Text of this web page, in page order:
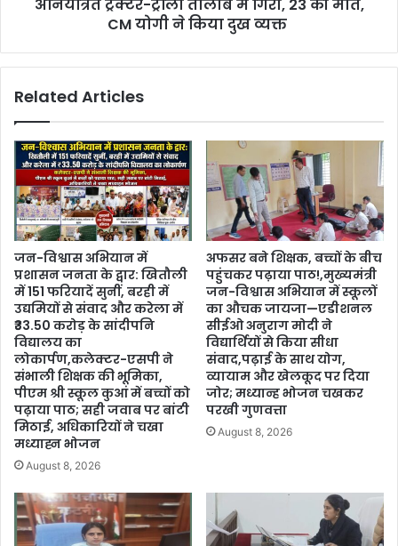
अनियंत्रित ट्रैक्टर-ट्रॉली तालाब में गिरी, 23 की मौत,
CM योगी ने किया दुख व्यक्त
Related Articles
जन-विश्वास अभियान में
प्रशासन जनता के द्वार: खितौली
में 151 फरियादें सुनीं, बरही में
उद्यमियों से संवाद और करेला में
₹33.50 करोड़ के सांदीपनि
विद्यालय का
लोकार्पण,कलेक्टर-एसपी ने
संभाली शिक्षक की भूमिका,
पीएम श्री स्कूल कुआं में बच्चों को
पढ़ाया पाठ; सही जवाब पर बांटी
मिठाई, अधिकारियों ने चखा
मध्याह्न भोजन
August 8, 2026
अफसर बने शिक्षक, बच्चों के बीच
पहुंचकर पढ़ाया पाठ!,मुख्यमंत्री
जन-विश्वास अभियान में स्कूलों
का औचक जायजा—एडीशनल
सीईओ अनुराग मोदी ने
विद्यार्थियों से किया सीधा
संवाद,पढ़ाई के साथ योग,
व्यायाम और खेलकूद पर दिया
जोर; मध्यान्ह भोजन चखकर
परखी गुणवत्ता
August 8, 2026